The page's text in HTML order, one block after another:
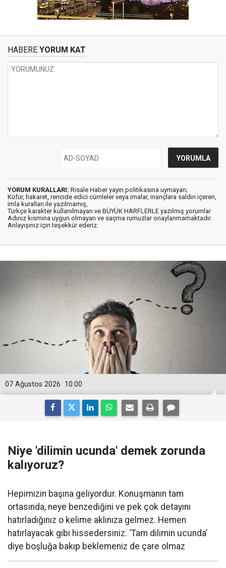
HABERE YORUM KAT
YORUM KURALLARI: Risale Haber yayın politikasına uymayan;
Küfür, hakaret, rencide edici cümleler veya imalar, inançlara saldırı içeren,
imla kuralları ile yazılmamış,
Türkçe karakter kullanılmayan ve BÜYÜK HARFLERLE yazılmış yorumlar
Adınız kısmına uygun olmayan ve saçma rumuzlar onaylanmamaktadır.
Anlayışınız için teşekkür ederiz.
10:00
07 Ağustos 2026
Niye 'dilimin ucunda' demek zorunda
kalıyoruz?
Hepimizin başına geliyordur. Konuşmanın tam
ortasında, neye benzediğini ve pek çok detayını
hatırladığınız o kelime aklınıza gelmez. Hemen
hatırlayacak gibi hissedersiniz. ‘Tam dilimin ucunda’
diye boşluğa bakıp beklemeniz de çare olmaz